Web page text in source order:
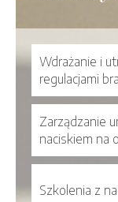
Wdrażanie i
regulacjami
Zarządzanie
naciskiem na
Szkolenia z